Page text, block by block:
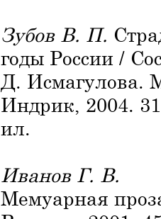
Зубов В. П.
годы России /
Д. Исмагулова.
Индрик, 2004.
ил.
Иванов Г. В.
Мемуарная